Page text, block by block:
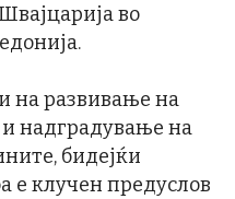
во
на развивање на
и надградување на
бидејќи
е клучен предуслов